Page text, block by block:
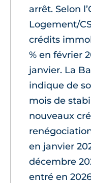
arrêt. Selon
Logement/
crédits
% en février
janvier. La
indique de
mois de
nouveaux
en janvier
décembre
entré en